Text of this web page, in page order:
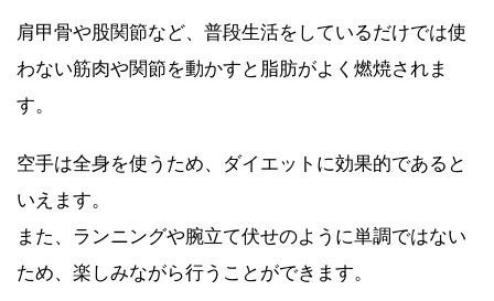
肩甲骨や股関節など、普段生活をしているだけでは使
わない筋肉や関節を動かすと脂肪がよく燃焼されま
す。
空手は全身を使うため、ダイエットに効果的であると
いえます。
また、ランニングや腕立て伏せのように単調ではない
ため、楽しみながら行うことができます。